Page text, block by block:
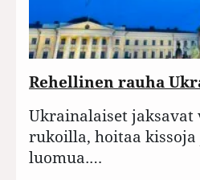
Rehellinen rauha
Ukrainalaiset jaksavat
rukoilla, hoitaa
luomua.…